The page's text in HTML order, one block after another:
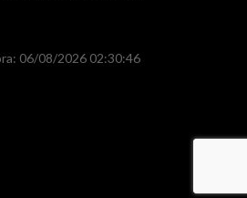
06/08/2026 02:30:46